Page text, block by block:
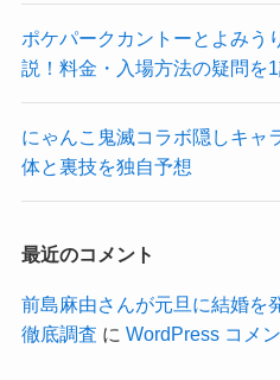
ポケパークカントーとよみう
説！料金・入場方法の疑問を
にゃんこ鬼滅コラボ隠しキャ
体と裏技を独自予想
最近のコメント
前島麻由さんが元旦に結婚を
徹底調査 に WordPress コメ